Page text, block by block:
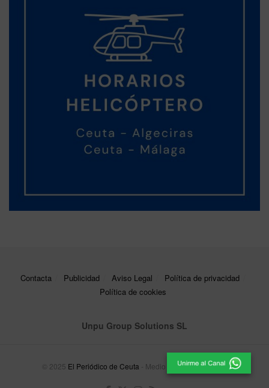
Contacta Publicidad Aviso Legal
Política de privacidad
Política de cookies
Unpu Group Solutions SL
© 2025 El Periódico de Ceuta - Medio de Comunicación